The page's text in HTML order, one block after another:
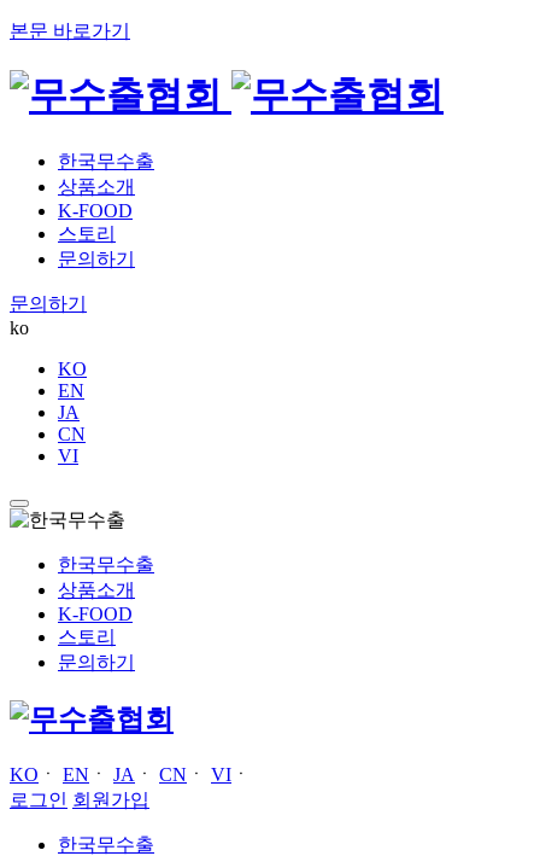
본문 바로가기
한국무수출
상품소개
K-FOOD
스토리
문의하기
문의하기
ko
KO
EN
JA
CN
VI
한국무수출
상품소개
K-FOOD
스토리
문의하기
KO ㆍ EN ㆍ JA ㆍ CN ㆍ VI ㆍ
로그인 회원가입
한국무수출